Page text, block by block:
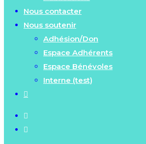
Nous contacter
Nous soutenir
Adhésion/Don
Espace Adhérents
Espace Bénévoles
Interne (test)